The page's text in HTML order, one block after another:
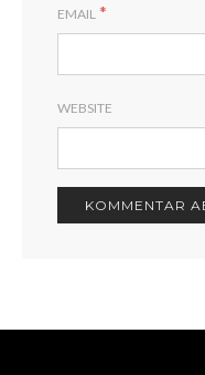
EMAIL *
WEBSITE